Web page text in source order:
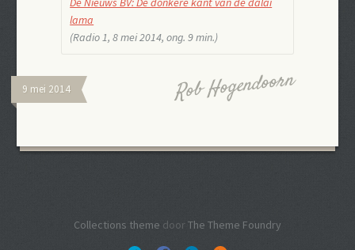
lama
(Radio 1, 8 mei 2014, ong. 9 min.)
9 mei 2014 Rob Hogendoorn
Collections theme door The Theme Foundry